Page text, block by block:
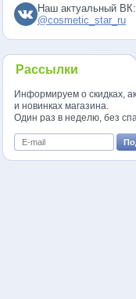
Наш актуальный ВК:
@cosmetic_star_ru
Рассылки
Информируем о скидках,
и новинках магазина.
Один раз в неделю, без